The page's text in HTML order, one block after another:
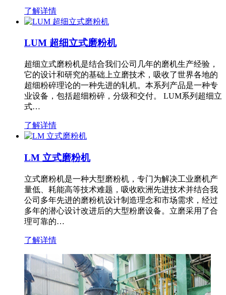
了解详情
LUM 超细立式磨粉机
超细立式磨粉机是结合我们公司几年的磨机生产经验，
它的设计和研究的基础上立磨技术，吸收了世界各地的
超细粉碎理论的一种先进的轧机。本系列产品是一种专
业设备，包括超细粉碎，分级和交付。 LUM系列超细立
式…
了解详情
LM 立式磨粉机
立式磨粉机是一种大型磨粉机，专门为解决工业磨机产
量低、耗能高等技术难题，吸收欧洲先进技术并结合我
公司多年先进的磨粉机设计制造理念和市场需求，经过
多年的潜心设计改进后的大型粉磨设备。立磨采用了合
理可靠的…
了解详情